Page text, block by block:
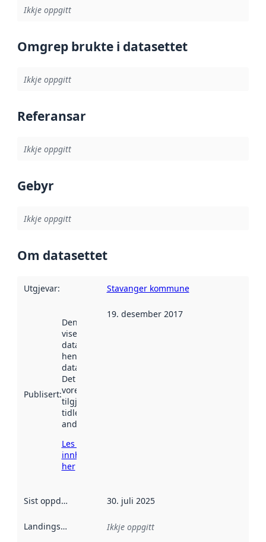
Ikkje oppgitt
Omgrep brukte i datasettet
Ikkje oppgitt
Referansar
Ikkje oppgitt
Gebyr
Ikkje oppgitt
Om datasettet
Utgjevar: Stavanger kommune
Publisert:
Denne datoen
viser når
datasettet vart
henta inn av
data.norge.no.
Det kan ha
vore
tilgjengeleg
tidlegare
andre stader.
Les meir om
innhenting
her
19. desember 2017
Sist oppdatert 30. juli 2025
Landingsside Ikkje oppgitt